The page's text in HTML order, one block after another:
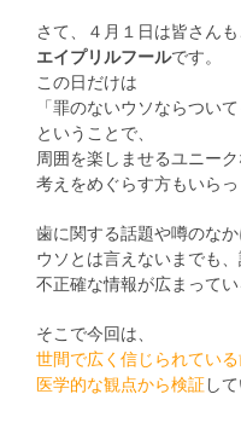
さて、４月１日は皆さん
エイプリルフールです。
この日だけは
「罪のないウソならついて
ということで、
周囲を楽しませるユニー
考えをめぐらす方もいらっ
歯に関する話題や噂のなか
ウソとは言えないまでも、
不正確な情報が広まってい
そこで今回は、
世間で広く信じられている
医学的な観点から検証 し